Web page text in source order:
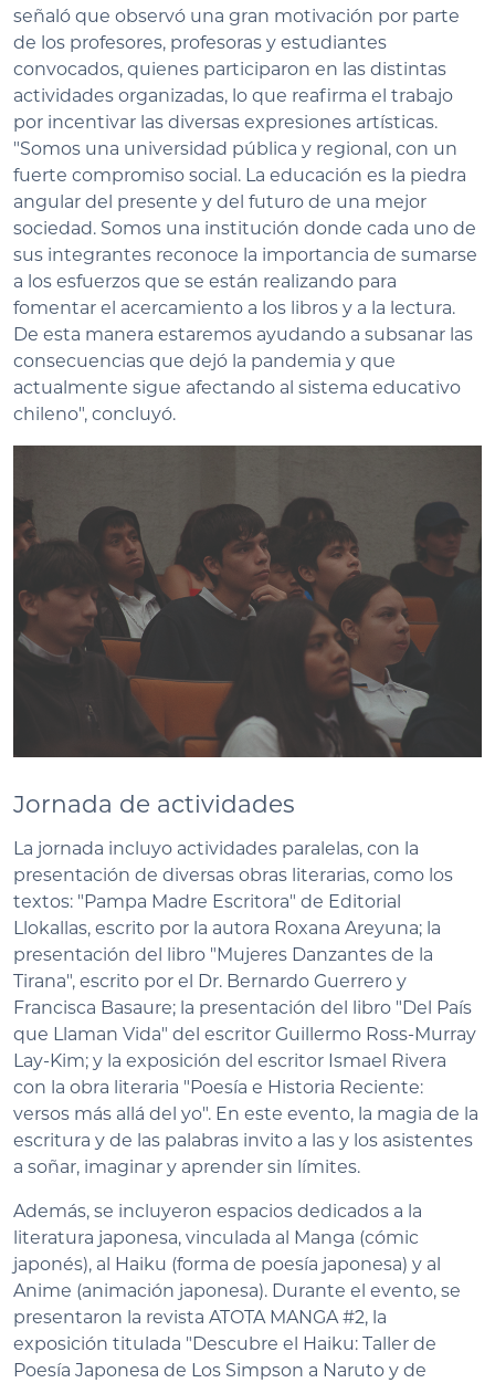
señaló que observó una gran motivación por parte
de los profesores, profesoras y estudiantes
convocados, quienes participaron en las distintas
actividades organizadas, lo que reafirma el trabajo
por incentivar las diversas expresiones artísticas.
"Somos una universidad pública y regional, con un
fuerte compromiso social. La educación es la piedra
angular del presente y del futuro de una mejor
sociedad. Somos una institución donde cada uno de
sus integrantes reconoce la importancia de sumarse
a los esfuerzos que se están realizando para
fomentar el acercamiento a los libros y a la lectura.
De esta manera estaremos ayudando a subsanar las
consecuencias que dejó la pandemia y que
actualmente sigue afectando al sistema educativo
chileno", concluyó.
Jornada de actividades
La jornada incluyo actividades paralelas, con la
presentación de diversas obras literarias, como los
textos: "Pampa Madre Escritora" de Editorial
Llokallas, escrito por la autora Roxana Areyuna; la
presentación del libro "Mujeres Danzantes de la
Tirana", escrito por el Dr. Bernardo Guerrero y
Francisca Basaure; la presentación del libro "Del País
que Llaman Vida" del escritor Guillermo Ross-Murray
Lay-Kim; y la exposición del escritor Ismael Rivera
con la obra literaria "Poesía e Historia Reciente:
versos más allá del yo". En este evento, la magia de la
escritura y de las palabras invito a las y los asistentes
a soñar, imaginar y aprender sin límites.
Además, se incluyeron espacios dedicados a la
literatura japonesa, vinculada al Manga (cómic
japonés), al Haiku (forma de poesía japonesa) y al
Anime (animación japonesa). Durante el evento, se
presentaron la revista ATOTA MANGA #2, la
exposición titulada "Descubre el Haiku: Taller de
Poesía Japonesa de Los Simpson a Naruto y de